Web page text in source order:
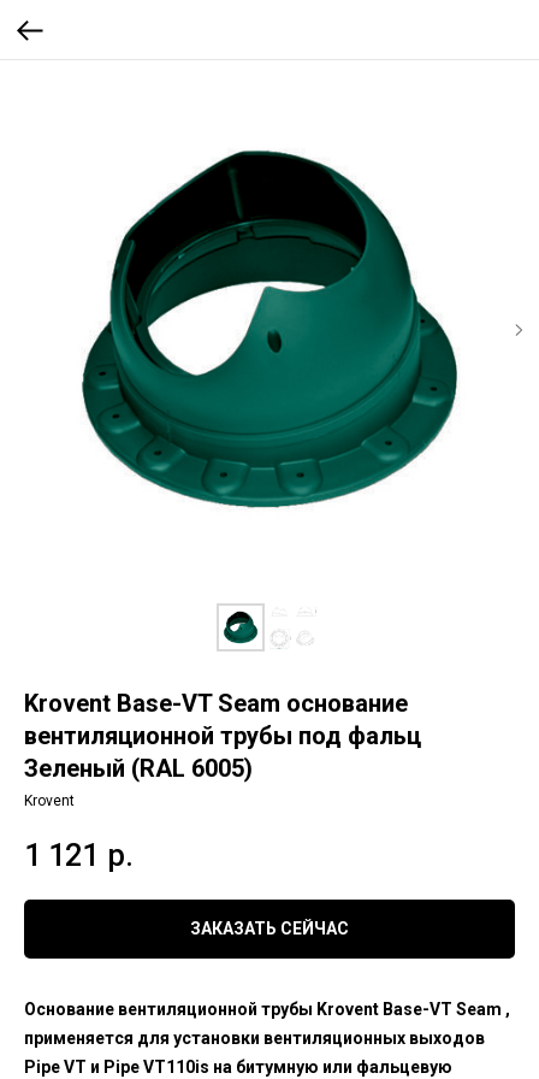
Krovent Base-VT Seam основание
вентиляционной трубы под фальц
Зеленый (RAL 6005)
Krovent
1 121 р.
ЗАКАЗАТЬ СЕЙЧАС
Основание вентиляционной трубы Krovent Base-VT Seam ,
применяется для установки вентиляционных выходов
Pipe VT и Pipe VT110is на битумную или фальцевую